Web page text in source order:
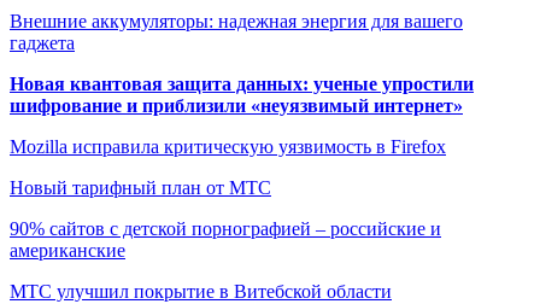
Внешние аккумуляторы: надежная энергия для вашего
гаджета
Новая квантовая защита данных: ученые упростили
шифрование и приблизили «неуязвимый интернет»
Mozilla исправила критическую уязвимость в Firefox
Новый тарифный план от МТС
90% сайтов с детской порнографией – российские и
американские
МТС улучшил покрытие в Витебской области